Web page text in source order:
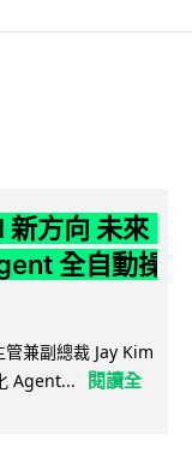
方向 未來
全自動操
兼副總裁 Jay Kim
Agent...
閱讀全